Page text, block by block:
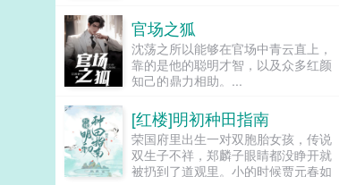
高可以暂停时间，但自己也会被暂停
能够预知未来，但很快就会忘记所以
看着面前白裙飘飘表情疑惑的女生，
陆晨正色说道虽然忘记原因了，但请
你务必跟我交往！...
官场之狐
沈荡之所以能够在官场中青云直上，
靠的是他的聪明才智，以及众多红颜
知己的鼎力相助。...
[红楼]明初种田指南
荣国府里出生一对双胞胎女孩，传说
双生子不祥，郑麟子眼睛都没睁开就
被扔到了道观里。小的时候贾元春如